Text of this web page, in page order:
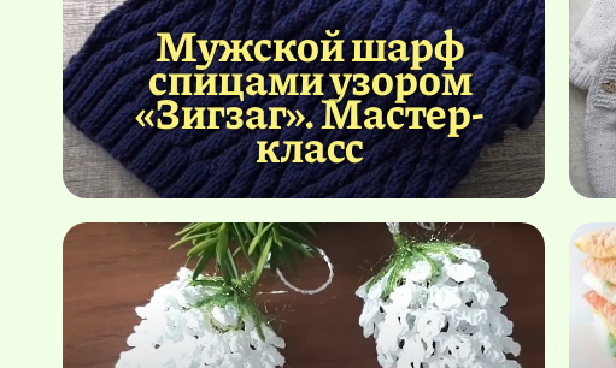
Мужской шарф
спицами узором
«Зигзаг». Мастер-
класс